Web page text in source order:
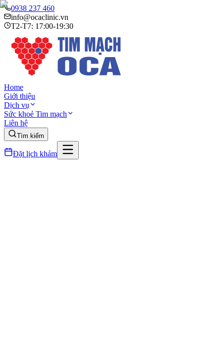
0938 237 460
info@ocaclinic.vn
T2-T7: 17:00-19:30
Home
Giới thiệu
Dịch vụ
Sức khoẻ Tim mạch
Liên hệ
Tìm kiếm
Đặt lịch khám